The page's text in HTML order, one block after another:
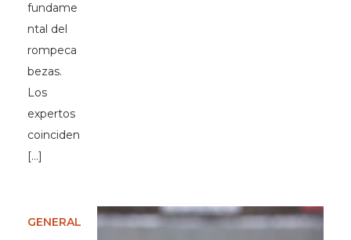
fundame
ntal del
rompeca
bezas.
Los
expertos
coinciden
[…]
GENERAL